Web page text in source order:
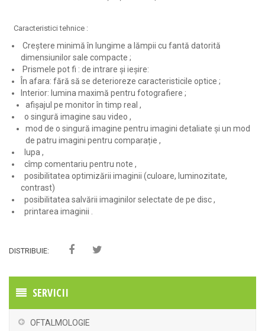
Caracteristici tehnice :
Creștere minimă în lungime a lămpii cu fantă datorită
dimensiunilor sale compacte ;
Prismele pot fi : de intrare și ieșire:
În afara: fără să se deterioreze caracteristicile optice ;
Interior: lumina maximă pentru fotografiere ;
afișajul pe monitor în timp real ,
o singură imagine sau video ,
mod de o singură imagine pentru imagini detaliate și un mod
de patru imagini pentru comparație ,
lupa ,
cîmp comentariu pentru note ,
posibilitatea optimizării imaginii (culoare, luminozitate,
contrast)
posibilitatea salvării imaginilor selectate de pe disc ,
printarea imaginii .
DISTRIBUIE:
SERVICII
OFTALMOLOGIE